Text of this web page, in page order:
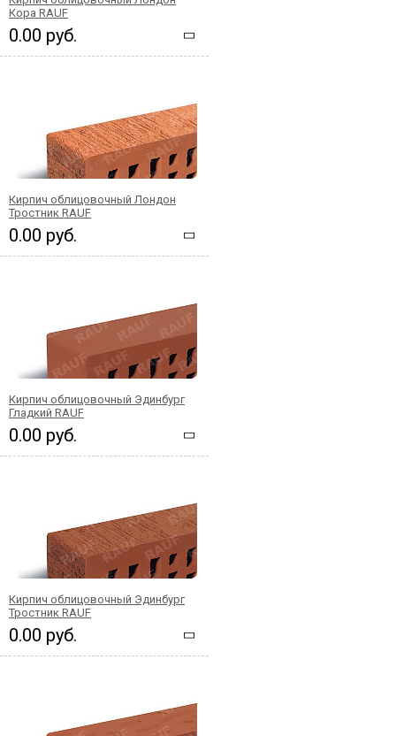
Кора RAUF
0.00 руб.
Кирпич облицовочный Лондон
Тростник RAUF
0.00 руб.
Кирпич облицовочный Эдинбург
Гладкий RAUF
0.00 руб.
Кирпич облицовочный Эдинбург
Тростник RAUF
0.00 руб.